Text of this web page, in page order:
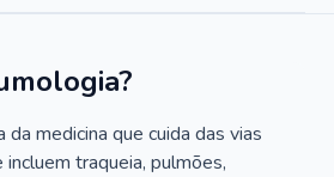
da medicina que cuida das vias
traqueia, pulmões,